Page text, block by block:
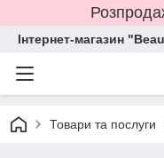
Інтернет-магазин
Товари та послуги